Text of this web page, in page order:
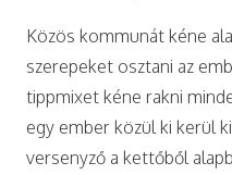
Közös kommunát kéne
szerepeket osztani az
tippmixet kéne rakni
egy ember közül ki kerül
versenyző a kettőből